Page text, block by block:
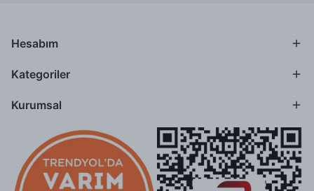
Hesabım
Kategoriler
Kurumsal